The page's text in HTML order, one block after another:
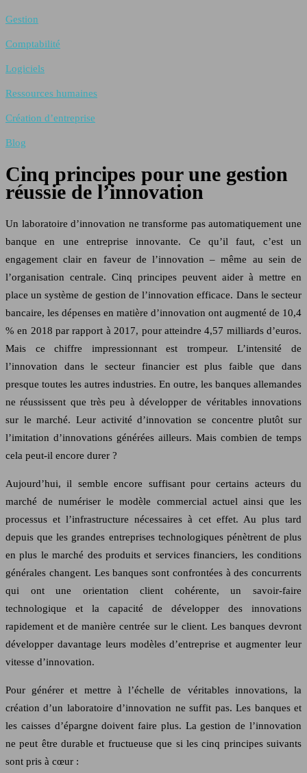
Gestion
Comptabilité
Logiciels
Ressources humaines
Création d’entreprise
Blog
Cinq principes pour une gestion
réussie de l’innovation
Un laboratoire d’innovation ne transforme pas automatiquement une
banque en une entreprise innovante. Ce qu’il faut, c’est un
engagement clair en faveur de l’innovation – même au sein de
l’organisation centrale. Cinq principes peuvent aider à mettre en
place un système de gestion de l’innovation efficace. Dans le secteur
bancaire, les dépenses en matière d’innovation ont augmenté de 10,4
% en 2018 par rapport à 2017, pour atteindre 4,57 milliards d’euros.
Mais ce chiffre impressionnant est trompeur. L’intensité de
l’innovation dans le secteur financier est plus faible que dans
presque toutes les autres industries. En outre, les banques allemandes
ne réussissent que très peu à développer de véritables innovations
sur le marché. Leur activité d’innovation se concentre plutôt sur
l’imitation d’innovations générées ailleurs. Mais combien de temps
cela peut-il encore durer ?
Aujourd’hui, il semble encore suffisant pour certains acteurs du
marché de numériser le modèle commercial actuel ainsi que les
processus et l’infrastructure nécessaires à cet effet. Au plus tard
depuis que les grandes entreprises technologiques pénètrent de plus
en plus le marché des produits et services financiers, les conditions
générales changent. Les banques sont confrontées à des concurrents
qui ont une orientation client cohérente, un savoir-faire
technologique et la capacité de développer des innovations
rapidement et de manière centrée sur le client. Les banques devront
développer davantage leurs modèles d’entreprise et augmenter leur
vitesse d’innovation.
Pour générer et mettre à l’échelle de véritables innovations, la
création d’un laboratoire d’innovation ne suffit pas. Les banques et
les caisses d’épargne doivent faire plus. La gestion de l’innovation
ne peut être durable et fructueuse que si les cinq principes suivants
sont pris à cœur :